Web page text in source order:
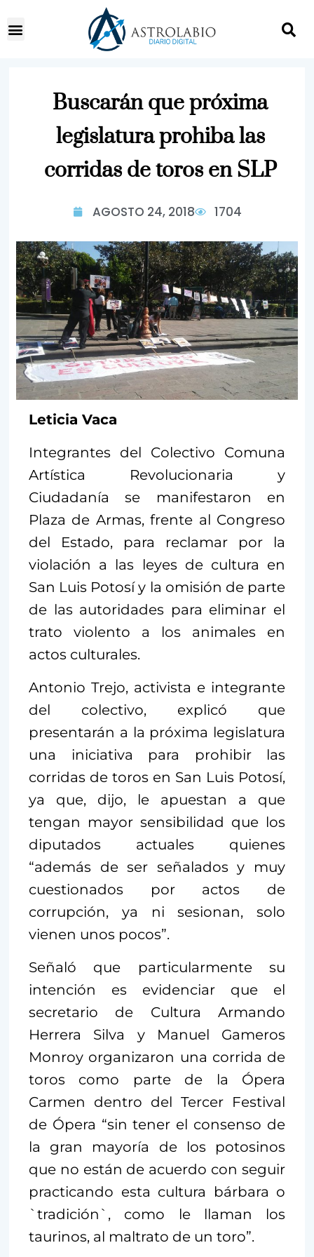
Buscarán que próxima
legislatura prohiba las
corridas de toros en SLP
AGOSTO 24, 2018 1704
Leticia Vaca
Integrantes del Colectivo Comuna
Artística Revolucionaria y
Ciudadanía se manifestaron en
Plaza de Armas, frente al Congreso
del Estado, para reclamar por la
violación a las leyes de cultura en
San Luis Potosí y la omisión de parte
de las autoridades para eliminar el
trato violento a los animales en
actos culturales.
Antonio Trejo, activista e integrante
del colectivo, explicó que
presentarán a la próxima legislatura
una iniciativa para prohibir las
corridas de toros en San Luis Potosí,
ya que, dijo, le apuestan a que
tengan mayor sensibilidad que los
diputados actuales quienes
“además de ser señalados y muy
cuestionados por actos de
corrupción, ya ni sesionan, solo
vienen unos pocos”.
Señaló que particularmente su
intención es evidenciar que el
secretario de Cultura Armando
Herrera Silva y Manuel Gameros
Monroy organizaron una corrida de
toros como parte de la Ópera
Carmen dentro del Tercer Festival
de Ópera “sin tener el consenso de
la gran mayoría de los potosinos
que no están de acuerdo con seguir
practicando esta cultura bárbara o
`tradición`, como le llaman los
taurinos, al maltrato de un toro”.